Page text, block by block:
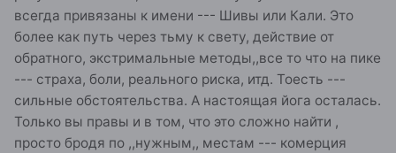
именитые учителя из Ришикеша. Просто они
используют ее в другом направлении. Йога и
джайна, подразумевали конечной целью
освобождение из колеса воплощений через тело
и ум(знания) соответственно, бхакти - нет (они
продолжают воплощаться с избранным Богом/
Богиней, решая круг вопросов, находящийся в
компетенции их Бога). Про увечия я не знаю где
всегда привязаны к имени --- Шивы или Кали. Это
более как путь через тьму к свету, действие от
обратного, экстримальные методы,,все то что на пике
--- страха, боли, реального риска, итд. Тоесть ---
сильные обстоятельства. А настоящая йога осталась.
Только вы правы и в том, что это сложно найти ,
просто бродя по ,,нужным,, местам --- комерция